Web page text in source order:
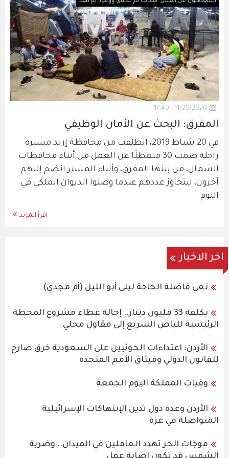
11/25/2020 - 17:40
المفرق: البحث عن الأمان الوظيفي
في 20 شباط 2019، انطلقت من محافظة إربد مسيرة
راجلة ضمت 30 متعطلًا عن العمل من أبناء محافظات
الشمال، من بينها المفرق، وأثناء المسير انضم إليهم
آخرون، ليتجاوز عددهم عندما وصلوا الديوان الملكي في
اليوم
اقرأ المزيد
اخر الاخبار
نعي فاضلة الحاجة ليلى أبو الليل (أم مجدي)
بكلفة 33 مليون دينار.. إحالة عطاء مشروع المحطة
الرئيسية للباص السريع إلى مقاول محلي
الأردن: اعتداءات الحوثيين على السعودية خرق صارخ
للقانون الدولي وميثاق الأمم المتحدة
وفيات المملكة اليوم الجمعة
الأردن وعدة دول تدين الإنتهاكات الإسرائيلية
المتواصلة في غزة
موجات الحر تهدد العاملين في الميدان.. وضربة